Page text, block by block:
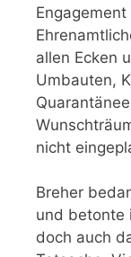
allen Ecken
Umbauten,
nicht
Breher
und betonte
doch auch